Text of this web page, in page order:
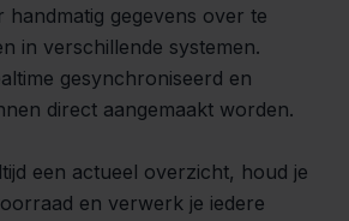
handmatig gegevens over te
in verschillende systemen.
gesynchroniseerd en
direct aangemaakt worden.
een actueel overzicht, houd je
en verwerk je iedere